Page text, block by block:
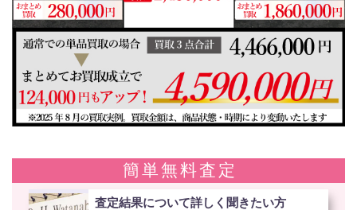
簡単無料査定
査定結果について詳しく聞きたい方